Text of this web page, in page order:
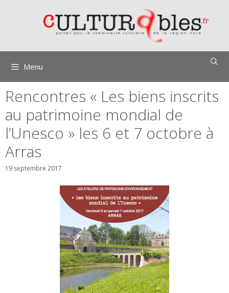
Menu
Rencontres « Les biens inscrits
au patrimoine mondial de
l’Unesco » les 6 et 7 octobre à
Arras
19 septembre 2017